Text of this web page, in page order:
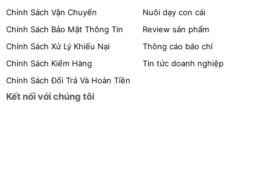
Chính Sách Vận Chuyển
Chính Sách Bảo Mật Thông Tin
Chính Sách Xử Lý Khiếu Nại
Chính Sách Kiểm Hàng
Chính Sách Đổi Trả Và Hoàn Tiền
Nuôi dạy con cái
Review sản phẩm
Thông cáo báo chí
Tin tức doanh nghiệp
Kết nối với chúng tôi